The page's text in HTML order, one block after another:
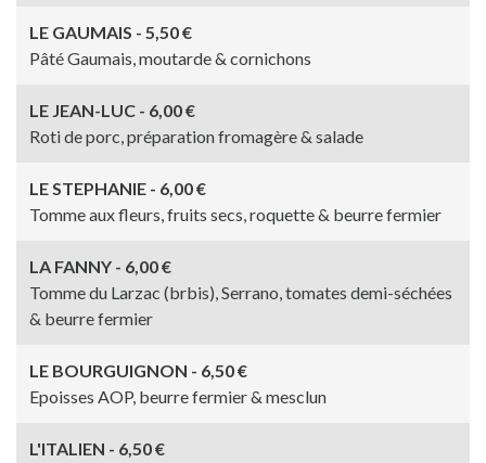
LE GAUMAIS - 5,50 €
Pâté Gaumais, moutarde & cornichons
LE JEAN-LUC - 6,00 €
Roti de porc, préparation fromagère & salade
LE STEPHANIE - 6,00 €
Tomme aux fleurs, fruits secs, roquette & beurre fermier
LA FANNY - 6,00 €
Tomme du Larzac (brbis), Serrano, tomates demi-séchées
& beurre fermier
LE BOURGUIGNON - 6,50 €
Epoisses AOP, beurre fermier & mesclun
L'ITALIEN - 6,50 €